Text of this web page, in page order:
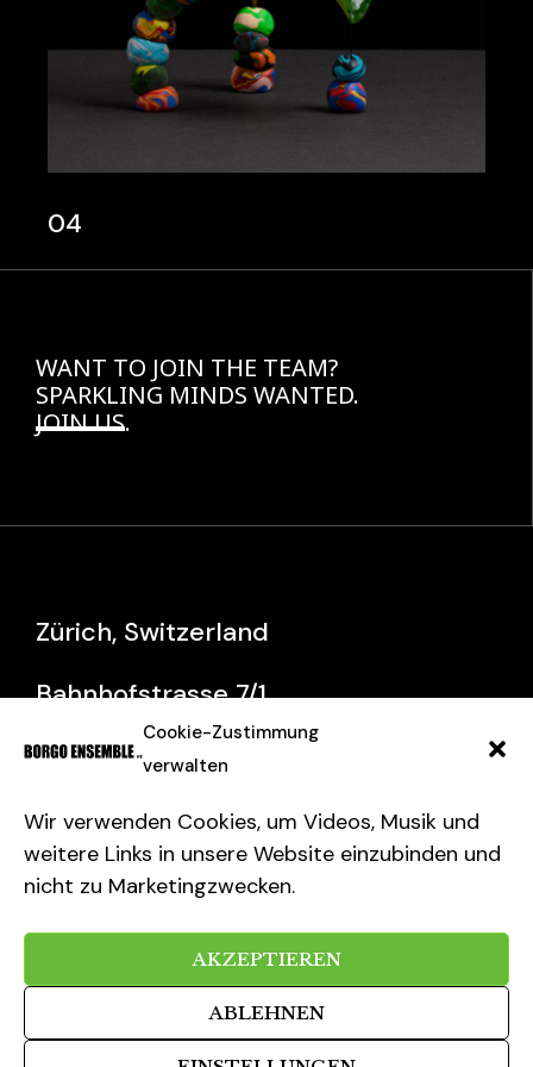
Cookie-Zustimmung
verwalten
Wir verwenden Cookies, um Videos, Musik und
weitere Links in unsere Website einzubinden und
nicht zu Marketingzwecken.
AKZEPTIEREN
ABLEHNEN
04
WANT TO JOIN THE TEAM?
SPARKLING MINDS WANTED.
JOIN US.
Zürich, Switzerland
Bahnhofstrasse 7/1
44 1793 123 456
Behance